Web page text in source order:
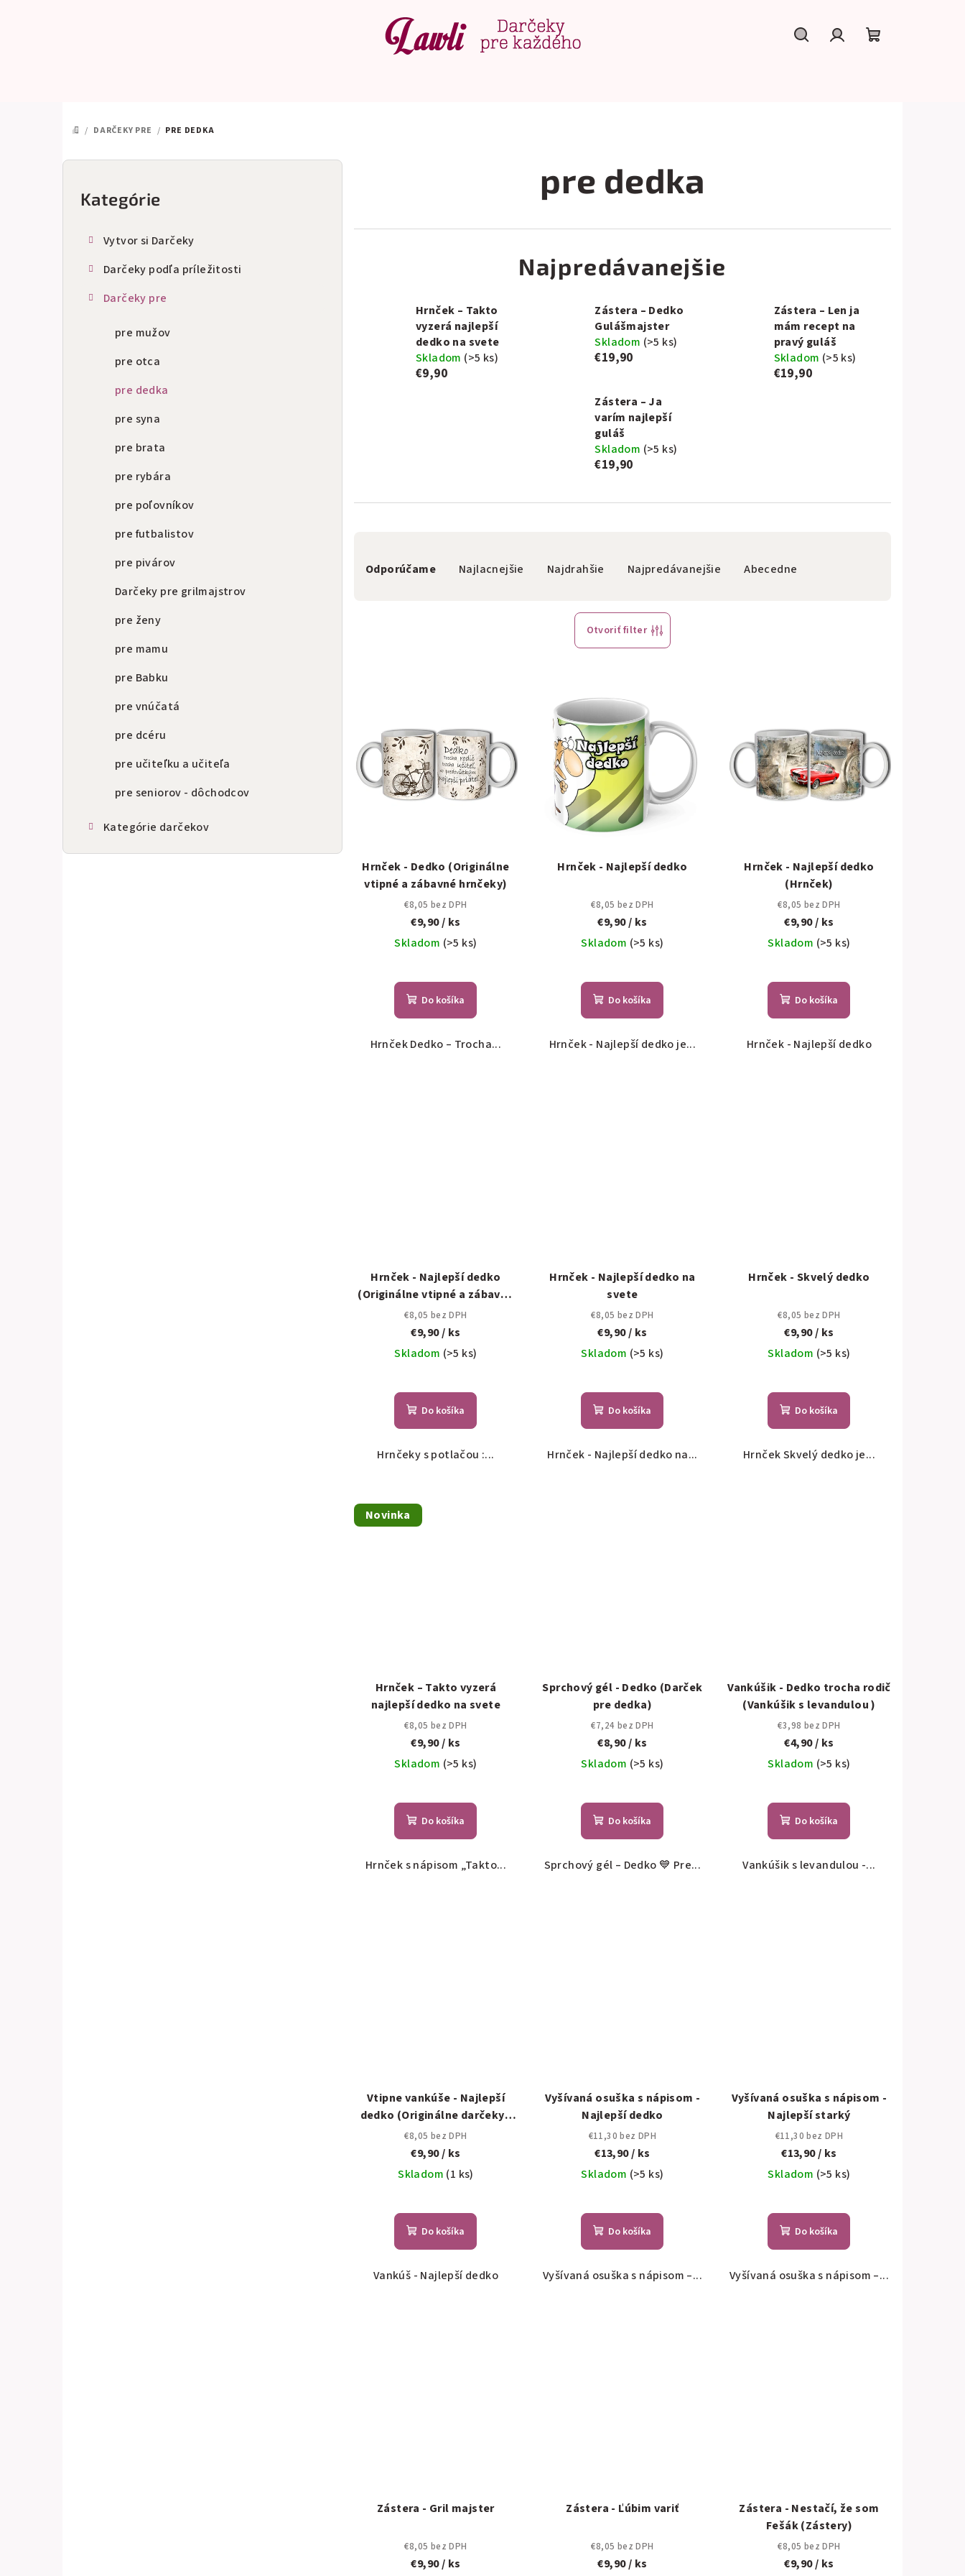
DOMOV
/ DARČEKY PRE / PRE DEDKA
B
Preskočiť
kategórie
Kategórie
Vytvor si Darčeky
Darčeky podľa príležitosti
Darčeky pre
pre mužov
pre otca
pre dedka
pre syna
pre brata
pre rybára
pre poľovníkov
pre futbalistov
pre pivárov
Darčeky pre grilmajstrov
pre ženy
pre mamu
pre Babku
pre vnúčatá
pre dcéru
pre učiteľku a učiteľa
pre seniorov - dôchodcov
Kategórie darčekov
pre dedka
Najpredávanejšie
Hrnček – Takto
vyzerá najlepší
dedko na svete
Skladom (>5 ks)
€9,90
Zástera – Dedko
Gulášmajster
Skladom (>5 ks)
€19,90
Zástera – Len ja
mám recept na
pravý guláš
Skladom (>5 ks)
€19,90
Zástera – Ja
varím najlepší
guláš
Skladom (>5 ks)
€19,90
a
p
r
k
Odporúčame Najlacnejšie Najdrahšie Najpredávanejšie Abecedne
Otvoriť filter
p
i
s
o
Hrnček - Dedko (Originálne
vtipné a zábavné hrnčeky)
€8,05 bez DPH
€9,90/ ks
Skladom (>5 ks)
Do košíka
Hrnček Dedko – Trocha...
Hrnček - Najlepší dedko
€8,05 bez DPH
€9,90/ ks
Skladom (>5 ks)
Do košíka
Hrnček - Najlepší dedko je...
Hrnček - Najlepší dedko
(Hrnček)
€8,05 bez DPH
€9,90/ ks
Skladom (>5 ks)
Do košíka
Hrnček - Najlepší dedko
Hrnček - Najlepší dedko
(Originálne vtipné a zábavné
hrnčeky)
€8,05 bez DPH
€9,90/ ks
Skladom (>5 ks)
Do košíka
Hrnčeky s potlačou :...
Hrnček - Najlepší dedko na
svete
€8,05 bez DPH
€9,90/ ks
Skladom (>5 ks)
Do košíka
Hrnček - Najlepší dedko na...
Hrnček - Skvelý dedko
€8,05 bez DPH
€9,90/ ks
Skladom (>5 ks)
Do košíka
Hrnček Skvelý dedko je...
Novinka
Hrnček – Takto vyzerá
najlepší dedko na svete
€8,05 bez DPH
€9,90/ ks
Skladom (>5 ks)
Do košíka
Hrnček s nápisom „Takto...
Sprchový gél - Dedko (Darček
pre dedka)
€7,24 bez DPH
€8,90/ ks
Skladom (>5 ks)
Do košíka
Sprchový gél – Dedko 💙 Pre...
Vankúšik - Dedko trocha rodič
(Vankúšik s levandulou )
€3,98 bez DPH
€4,90/ ks
Skladom (>5 ks)
Do košíka
Vankúšik s levandulou -...
Vtipne vankúše - Najlepší
dedko (Originálne darčeky -
vtipné vankúše)
€8,05 bez DPH
€9,90/ ks
Skladom (1 ks)
Do košíka
Vankúš - Najlepší dedko
Vyšívaná osuška s nápisom -
Najlepší dedko
€11,30 bez DPH
€13,90/ ks
Skladom (>5 ks)
Do košíka
Vyšívaná osuška s nápisom –...
Vyšívaná osuška s nápisom -
Najlepší starký
€11,30 bez DPH
€13,90/ ks
Skladom (>5 ks)
Do košíka
Vyšívaná osuška s nápisom –...
Zástera - Gril majster
€8,05 bez DPH
€9,90/ ks
Zástera - Ľúbim variť
€8,05 bez DPH
€9,90/ ks
Zástera - Nestačí, že som
Fešák (Zástery)
€8,05 bez DPH
€9,90/ ks